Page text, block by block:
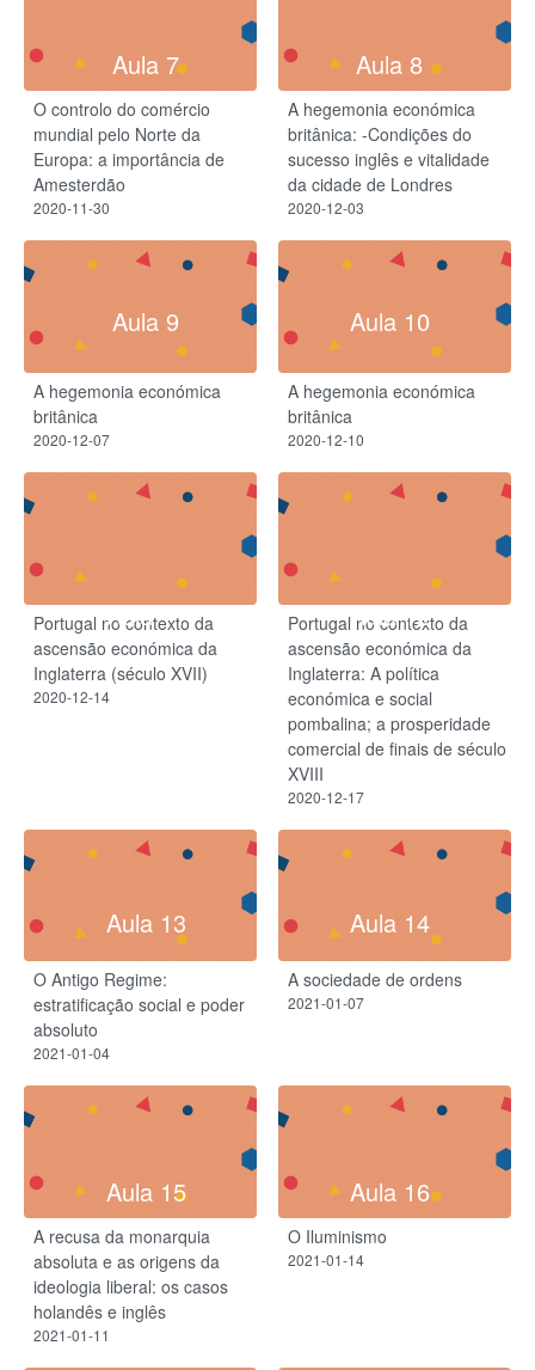
Aula 7
O controlo do comércio
mundial pelo Norte da
Europa: a importância de
Amesterdão
2020-11-30
Aula 8
A hegemonia económica
britânica: -Condições do
sucesso inglês e vitalidade
da cidade de Londres
2020-12-03
Aula 9
A hegemonia económica
britânica
2020-12-07
Aula 10
A hegemonia económica
britânica
2020-12-10
Aula 11
Portugal no contexto da
ascensão económica da
Inglaterra (século XVII)
2020-12-14
Aula 12
Portugal no contexto da
ascensão económica da
Inglaterra: A política
económica e social
pombalina; a prosperidade
comercial de finais de século
XVIII
2020-12-17
Aula 13
O Antigo Regime:
estratificação social e poder
absoluto
2021-01-04
Aula 14
A sociedade de ordens
2021-01-07
Aula 15
A recusa da monarquia
absoluta e as origens da
ideologia liberal: os casos
holandês e inglês
2021-01-11
Aula 16
O Iluminismo
2021-01-14